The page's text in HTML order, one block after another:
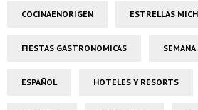
COCINAENORIGEN ESTRELLAS
FIESTAS GASTRONOMICAS
ESPAÑOL HOTELES Y RESORTS